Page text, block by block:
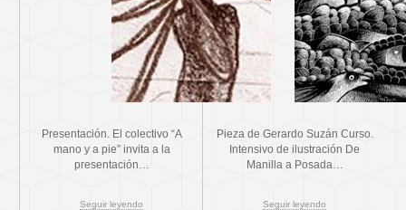
Presentación. El colectivo “A
mano y a pie” invita a la
presentación…
Seguir leyendo
Pieza de Gerardo Suzán Curso.
Intensivo de ilustración De
Manilla a Posada…
Seguir leyendo